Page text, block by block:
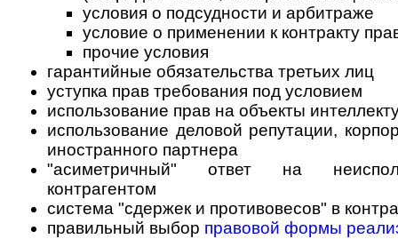
условия о подсудности и арбитраже
условие о применении к контракту
прочие условия
гарантийные обязательства третьих лиц
уступка прав требования под условием
использование прав на объекты
использование деловой репутации,
иностранного партнера
"асиметричный" ответ на
контрагентом
система "сдержек и противовесов" в
правильный выбор правовой формы